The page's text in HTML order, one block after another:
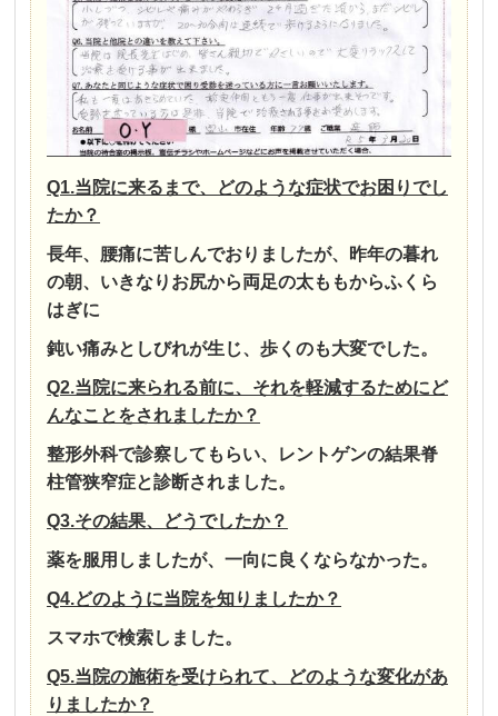
Q1.当院に来るまで、どのような症状でお困りでし
たか？
長年、腰痛に苦しんでおりましたが、昨年の暮れ
の朝、いきなりお尻から両足の太ももからふくら
はぎに
鈍い痛みとしびれが生じ、歩くのも大変でした。
Q2.当院に来られる前に、それを軽減するためにど
んなことをされましたか？
整形外科で診察してもらい、レントゲンの結果脊
柱管狭窄症と診断されました。
Q3.その結果、どうでしたか？
薬を服用しましたが、一向に良くならなかった。
Q4.どのように当院を知りましたか？
スマホで検索しました。
Q5.当院の施術を受けられて、どのような変化があ
りましたか？